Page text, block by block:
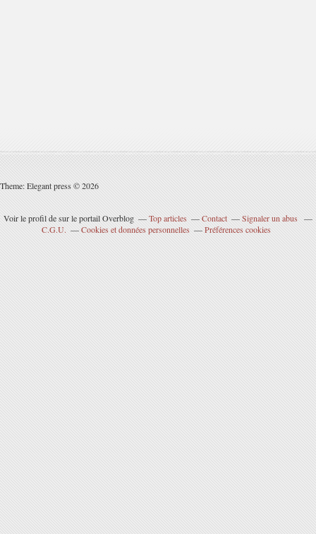
Theme: Elegant press © 2026
Voir le profil desur le portail Overblog Top articles Contact
Signaler un abus
C.G.U.
Cookies et données personnelles Préférences cookies